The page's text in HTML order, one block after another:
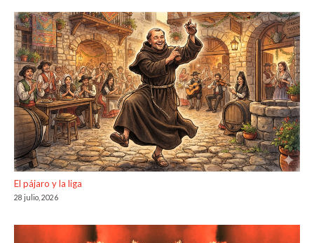
El pájaro y la liga
28 julio, 2026